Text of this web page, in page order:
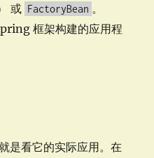
或 FactoryBean 。
框架构建的应用程
是看它的实际应用。在